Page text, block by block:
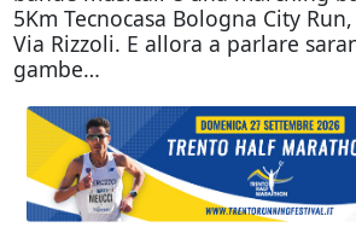
5Km Tecnocasa Bologna City
Via Rizzoli. E allora a parlare
gambe…